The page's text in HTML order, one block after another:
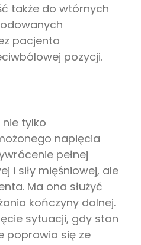
także do wtórnych
pacjenta
pozycji.
tylko
napięcia
pełnej
i siły mięśniowej, ale
Ma ona służyć
kończyny dolnej.
sytuacji, gdy stan
poprawia się ze